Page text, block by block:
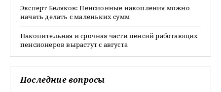
Эксперт Беляков: Пенсионные накопления можно
начать делать с маленьких сумм
Накопительная и срочная части пенсий работающих
пенсионеров вырастут с августа
Последние вопросы